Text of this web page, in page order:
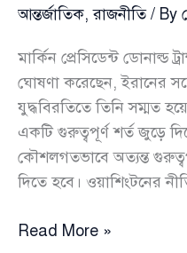
আন্তর্জাতিক,রাজনীতি/ By
মার্কিন প্রেসিডেন্ট
ঘোষণা করেছেন, ইরানের
যুদ্ধবিরতিতে তিনি সম্মত
একটি গুরুত্বপূর্ণ শর্ত জুড়ে
কৌশলগতভাবে অত্যন্ত
দিতে হবে। ওয়াশিংটনের
ঘোষিত
Read More »